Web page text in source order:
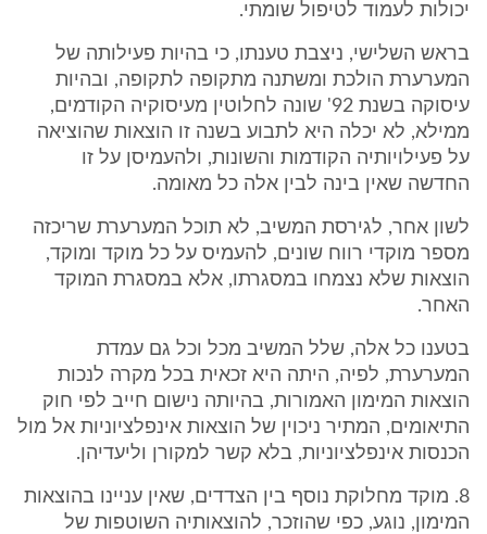
יכולות לעמוד לטיפול שומתי.
בראש השלישי, ניצבת טענתו, כי בהיות פעילותה של
המערערת הולכת ומשתנה מתקופה לתקופה, ובהיות
עיסוקה בשנת 92' שונה לחלוטין מעיסוקיה הקודמים,
ממילא, לא יכלה היא לתבוע בשנה זו הוצאות שהוציאה
על פעילויותיה הקודמות והשונות, ולהעמיסן על זו
החדשה שאין בינה לבין אלה כל מאומה.
לשון אחר, לגירסת המשיב, לא תוכל המערערת שריכזה
מספר מוקדי רווח שונים, להעמיס על כל מוקד ומוקד,
הוצאות שלא נצמחו במסגרתו, אלא במסגרת המוקד
האחר.
בטענו כל אלה, שלל המשיב מכל וכל גם עמדת
המערערת, לפיה, היתה היא זכאית בכל מקרה לנכות
הוצאות המימון האמורות, בהיותה נישום חייב לפי חוק
התיאומים, המתיר ניכוין של הוצאות אינפלציוניות אל מול
הכנסות אינפלציוניות, בלא קשר למקורן וליעדיהן.
8. מוקד מחלוקת נוסף בין הצדדים, שאין עניינו בהוצאות
המימון, נוגע, כפי שהוזכר, להוצאותיה השוטפות של